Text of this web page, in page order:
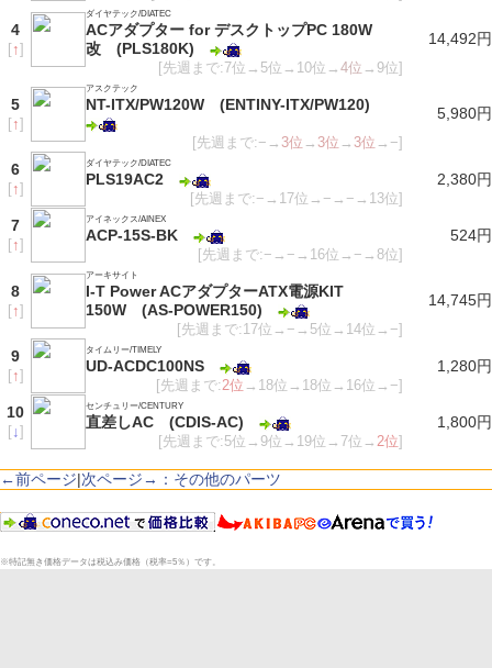
4
[↑]
ダイヤテック/DIATEC
ACアダプター for デスクトップPC 180W
改 (PLS180K)
[先週まで:7位→5位→10位→4位 →9位]
14,492円
5
[↑]
アスクテック
NT-ITX/PW120W (ENTINY-ITX/PW120)
[先週まで:−→ 3位 → 3位 → 3位 →−]
5,980円
6
[↑]
ダイヤテック/DIATEC
PLS19AC2
[先週まで:−→17位→−→−→13位]
2,380円
7
[↑]
アイネックス/AINEX
ACP-15S-BK
[先週まで:−→−→16位→−→8位]
524円
8
[↑]
アーキサイト
I-T Power ACアダプターATX電源KIT
150W (AS-POWER150)
[先週まで:17位→−→5位→14位→−]
14,745円
9
[↑]
タイムリー/TIMELY
UD-ACDC100NS
[先週まで:2位 →18位→18位→16位→−]
1,280円
10
[↓]
センチュリー/CENTURY
直差しAC (CDIS-AC)
[先週まで:5位→9位→19位→7位→2位]
1,800円
←前ページ|次ページ→：その他のパーツ
※特記無き価格データは税込み価格（税率=5％）です。